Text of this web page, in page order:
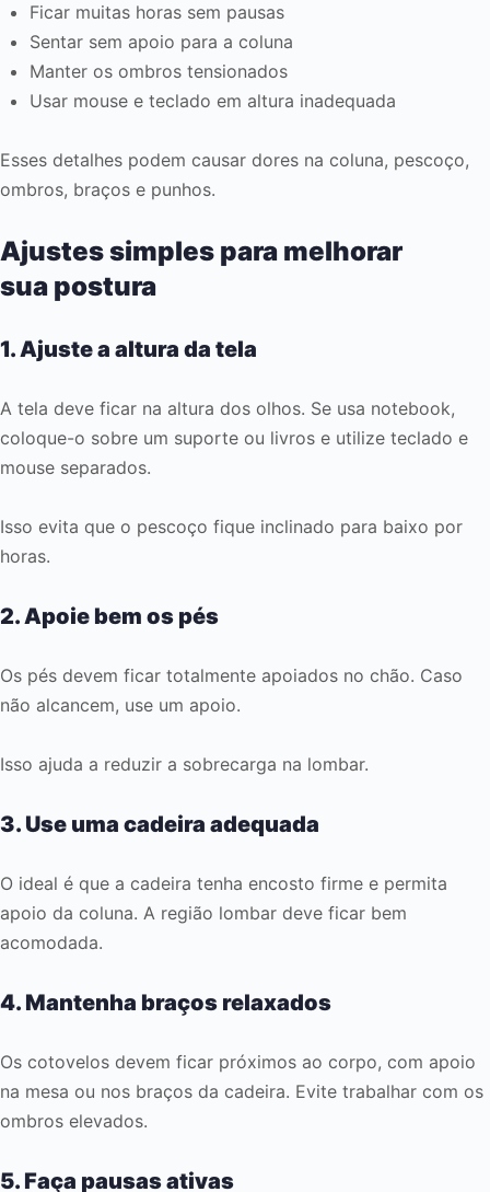
Ficar muitas horas sem pausas
Sentar sem apoio para a coluna
Manter os ombros tensionados
Usar mouse e teclado em altura inadequada
Esses detalhes podem causar dores na coluna, pescoço,
ombros, braços e punhos.
Ajustes simples para melhorar
sua postura
1. Ajuste a altura da tela
A tela deve ficar na altura dos olhos. Se usa notebook,
coloque-o sobre um suporte ou livros e utilize teclado e
mouse separados.
Isso evita que o pescoço fique inclinado para baixo por
horas.
2. Apoie bem os pés
Os pés devem ficar totalmente apoiados no chão. Caso
não alcancem, use um apoio.
Isso ajuda a reduzir a sobrecarga na lombar.
3. Use uma cadeira adequada
O ideal é que a cadeira tenha encosto firme e permita
apoio da coluna. A região lombar deve ficar bem
acomodada.
4. Mantenha braços relaxados
Os cotovelos devem ficar próximos ao corpo, com apoio
na mesa ou nos braços da cadeira. Evite trabalhar com os
ombros elevados.
5. Faça pausas ativas